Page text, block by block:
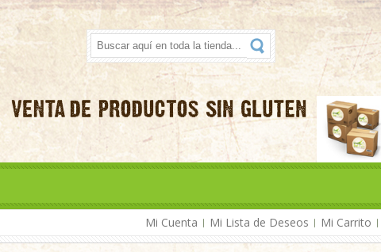
Mi Cuenta Mi Lista de Deseos Mi Carrito